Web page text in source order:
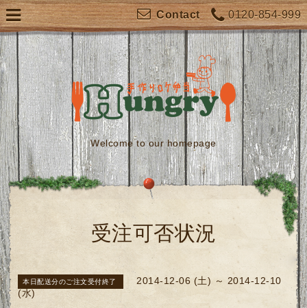
0120-854-999
Contact
Welcome to our homepage
受注可否状況
本日配送分のご注文受付終了
2014-12-06 (土) ～ 2014-12-10
(水)